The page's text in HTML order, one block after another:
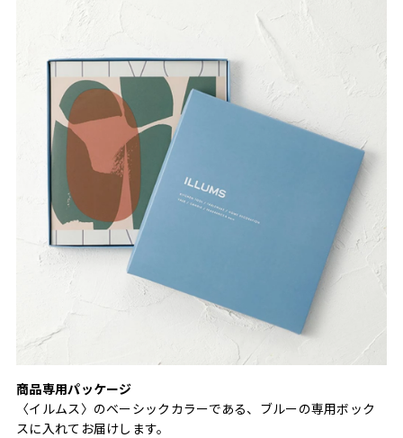
商品専用パッケージ
〈イルムス〉のベーシックカラーである、ブルーの専用ボック
スに入れてお届けします。